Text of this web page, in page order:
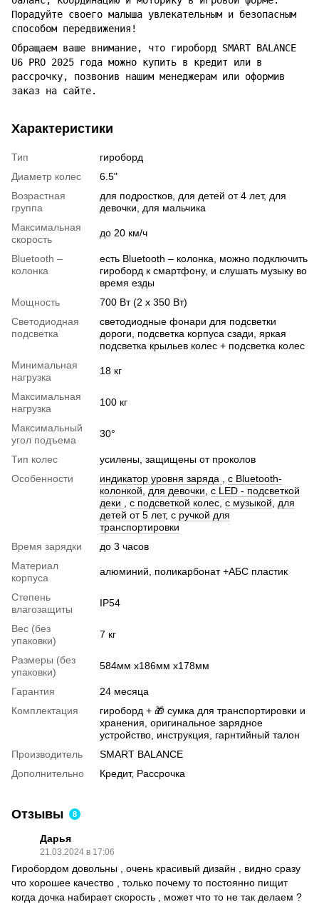
Порадуйте своего малыша увлекательным и безопасным
способом передвижения!
Обращаем ваше внимание, что гироборд SMART BALANCE
U6 PRO 2025 года можно купить в кредит или в
рассрочку, позвонив нашим менеджерам или оформив
заказ на сайте.
Характеристики
Тип
гироборд
Диаметр колес
6.5"
Возрастная
группа
для подростков, для детей от 4 лет, для
девочки, для мальчика
Максимальная
скорость
до 20 км/ч
Bluetooth –
колонка
есть Bluetooth – колонка, можно подключить
гироборд к смартфону, и слушать музыку во
время езды
Мощность
700 Вт (2 х 350 Вт)
Светодиодная
подсветка
светодиодные фонари для подсветки
дороги, подсветка корпуса сзади, яркая
подсветка крыльев колес + подсветка колес
Минимальная
нагрузка
18 кг
Максимальная
нагрузка
100 кг
Максимальный
угол подъема
30°
Тип колес
усилены, защищены от проколов
Особенности
индикатор уровня заряда , с Bluetooth-
колонкой, для девочки, c LED - подсветкой
деки , с подсветкой колес, с музыкой, для
детей от 5 лет, с ручкой для
транспортировки
Время зарядки
до 3 часов
Материал
корпуса
алюминий, поликарбонат +АБС пластик
Степень
влагозащиты
IP54
Вес (без
упаковки)
7 кг
Размеры (без
упаковки)
584мм х186мм х178мм
Гарантия
24 месяца
Комплектация
гироборд + 🎁 сумка для транспортировки и
хранения, оригинальное зарядное
устройство, инструкция, гарнтийный талон
Производитель
SMART BALANCE
Дополнительно
Кредит, Рассрочка
Отзывы 8
Дарья
21.03.2024 в 17:06
Гиробордом довольны , очень красивый дизайн , видно сразу
что хорошее качество , только почему то постоянно пищит
когда дочка набирает скорость , может что то не так делаем ?